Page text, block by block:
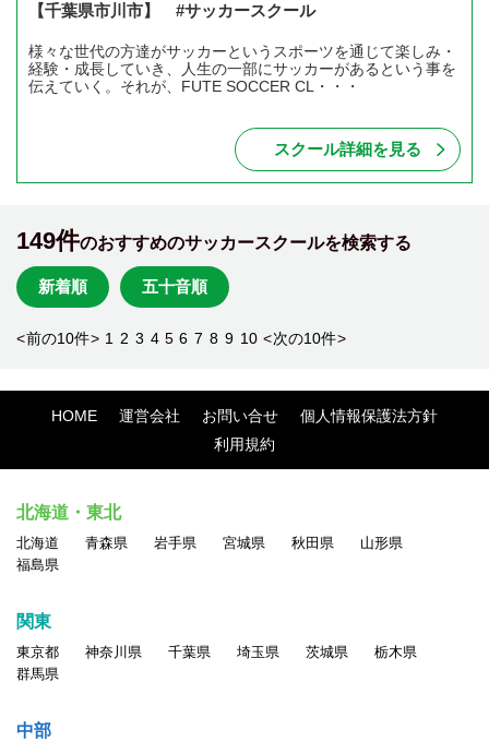
【千葉県市川市】 #サッカースクール
様々な世代の方達がサッカーというスポーツを通じて楽しみ・
経験・成長していき、人生の一部にサッカーがあるという事を
伝えていく。それが、FUTE SOCCER CL・・・
スクール詳細を見る
149件のおすすめのサッカースクールを検索する
新着順 五十音順
<前の10件> 1 2 3 4 5 6 7 8 9 10 <次の10件>
HOME 運営会社 お問い合せ
個人情報保護法方針
利用規約
北海道・東北
北海道 青森県 岩手県 宮城県 秋田県
山形県
福島県
関東
東京都 神奈川県 千葉県 埼玉県 茨城県
栃木県
群馬県
中部